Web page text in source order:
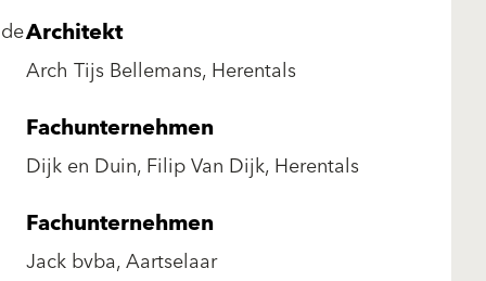
Architekt
Arch Tijs Bellemans, Herentals
Fachunternehmen
Dijk en Duin, Filip Van Dijk, Herentals
Fachunternehmen
Jack bvba, Aartselaar